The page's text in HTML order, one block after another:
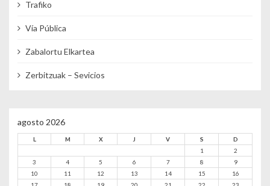
Trafiko
Vía Pública
Zabalortu Elkartea
Zerbitzuak – Sevicios
agosto 2026
L M X J V S
D
1
2
3
4 5 6 7 8
9
10
11 12 13 14 15
16